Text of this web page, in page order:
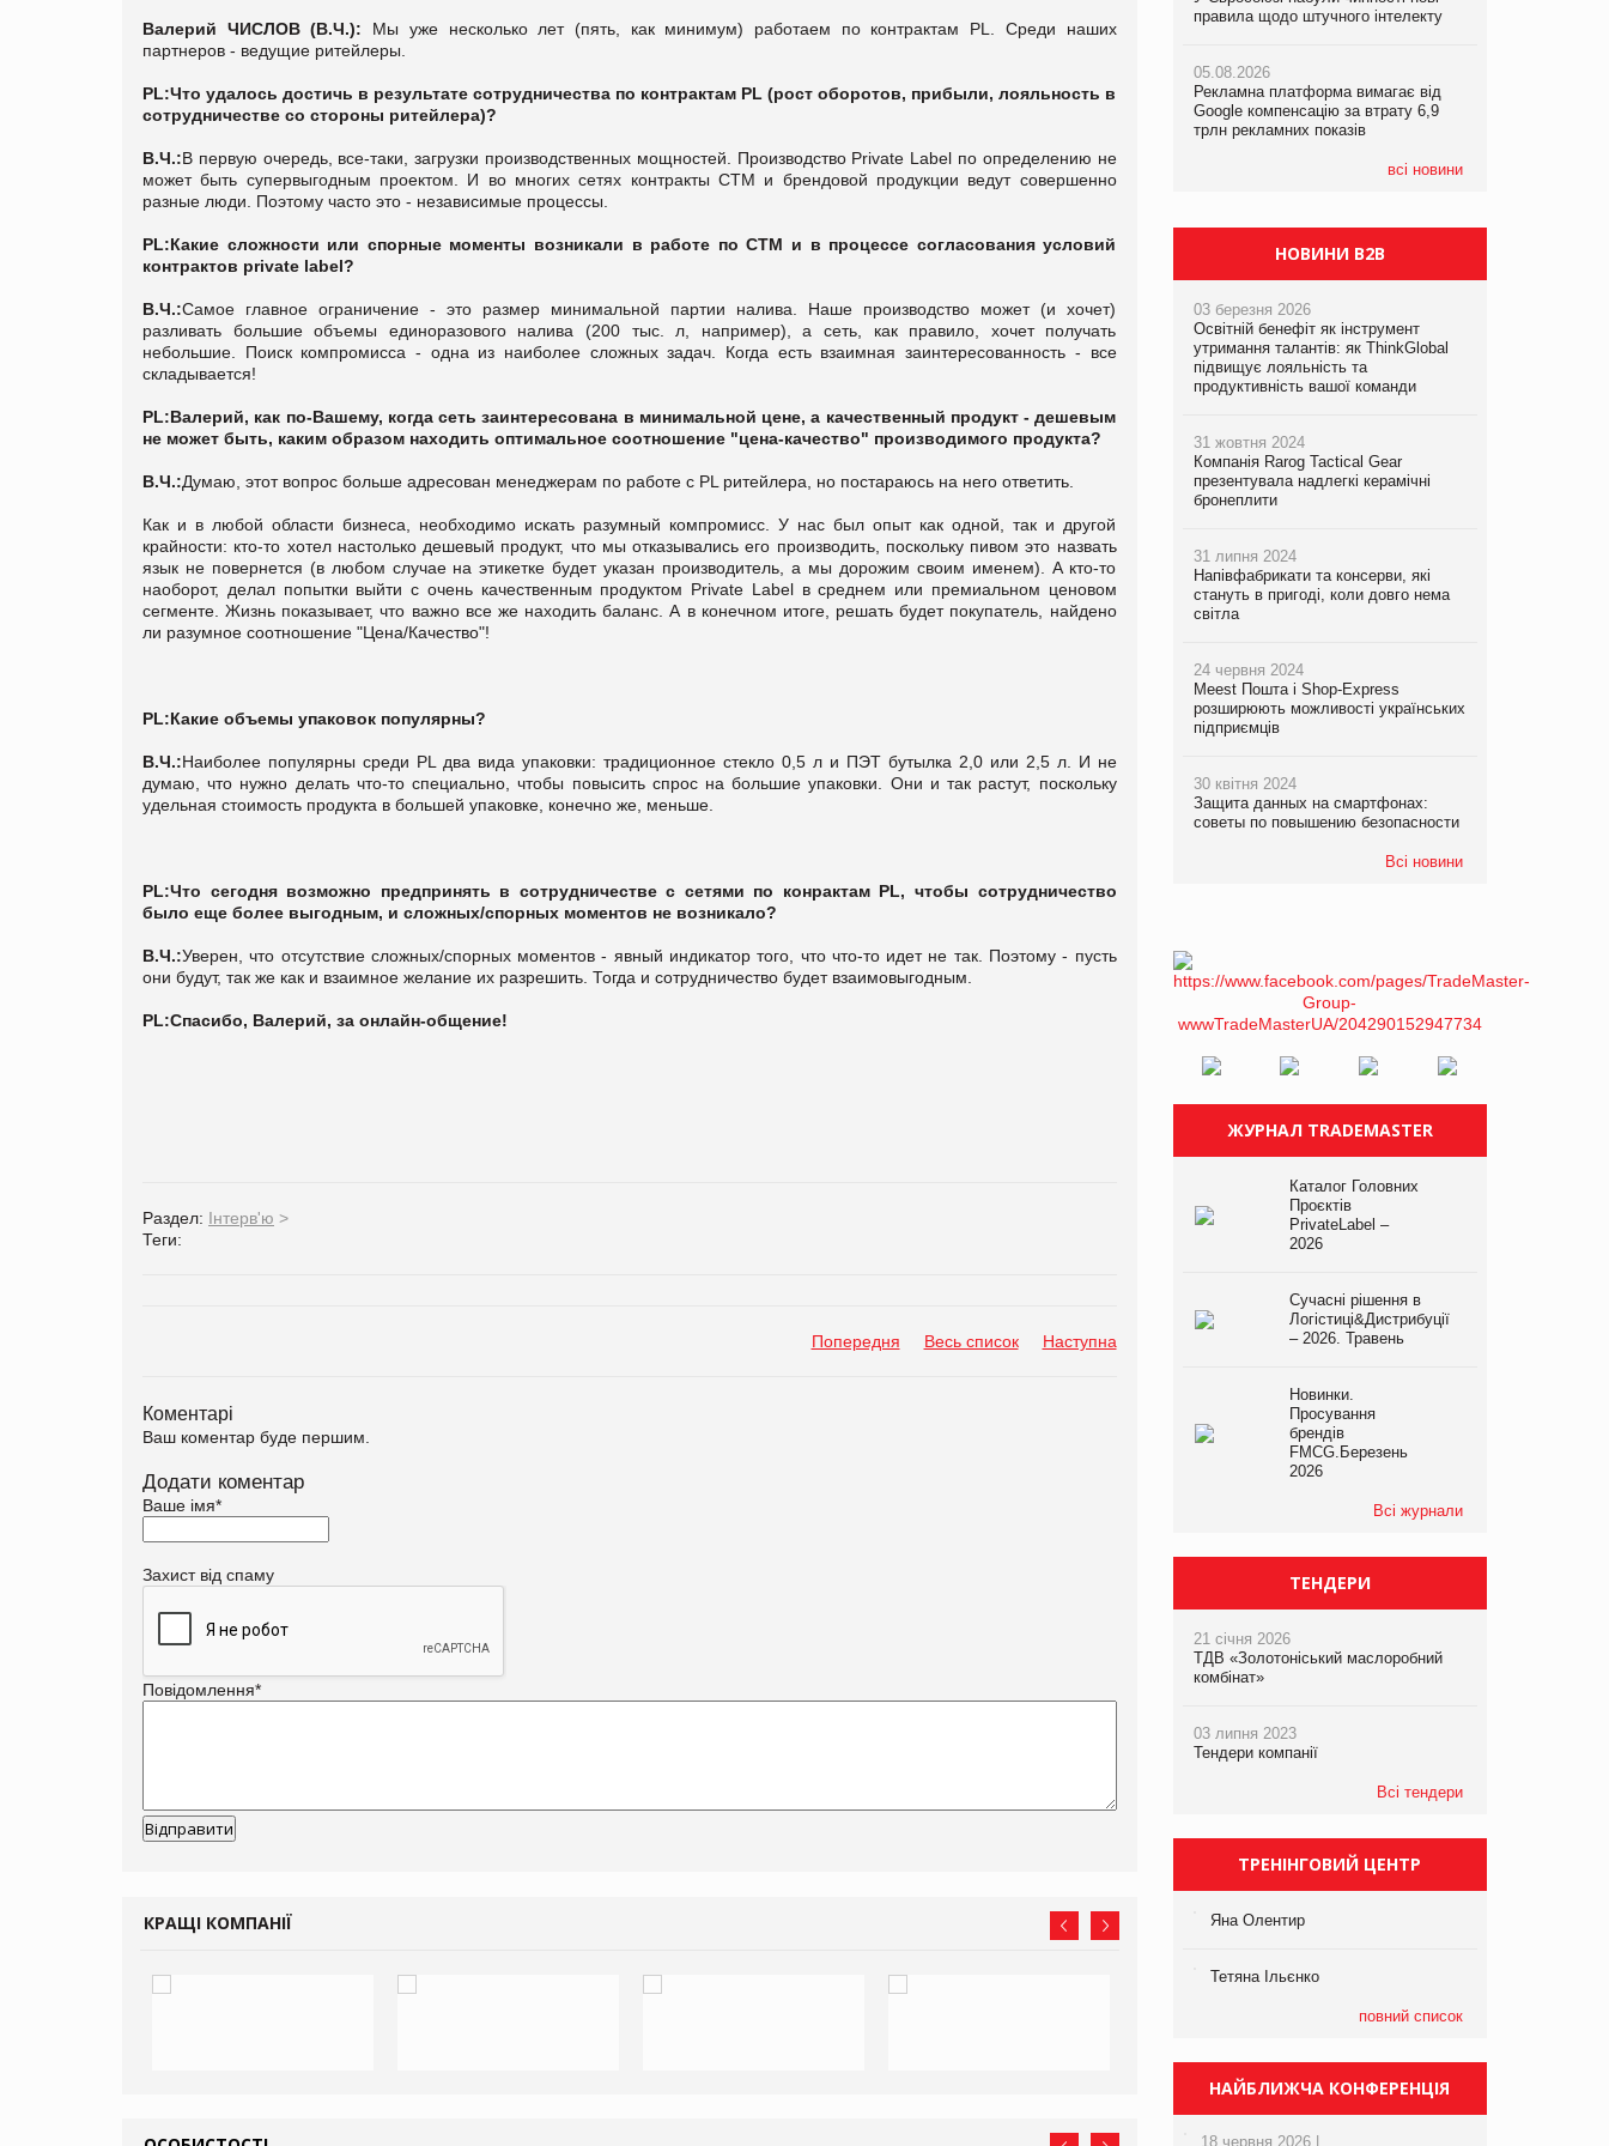
Валерий ЧИСЛОВ (В.Ч.): Мы уже несколько лет (пять, как минимум) работаем по контрактам PL. Среди наших
партнеров - ведущие ритейлеры.
PL:Что удалось достичь в результате сотрудничества по контрактам PL (рост оборотов, прибыли, лояльность в
сотрудничестве со стороны ритейлера)?
В.Ч.:В первую очередь, все-таки, загрузки производственных мощностей. Производство Private Label по определению не
может быть супервыгодным проектом. И во многих сетях контракты СТМ и брендовой продукции ведут совершенно
разные люди. Поэтому часто это - независимые процессы.
PL:Какие сложности или спорные моменты возникали в работе по СТМ и в процессе согласования условий
контрактов private label?
В.Ч.:Самое главное ограничение - это размер минимальной партии налива. Наше производство может (и хочет)
разливать большие объемы единоразового налива (200 тыс. л, например), а сеть, как правило, хочет получать
небольшие. Поиск компромисса - одна из наиболее сложных задач. Когда есть взаимная заинтересованность - все
складывается!
PL:Валерий, как по-Вашему, когда сеть заинтересована в минимальной цене, а качественный продукт - дешевым
не может быть, каким образом находить оптимальное соотношение "цена-качество" производимого продукта?
В.Ч.:Думаю, этот вопрос больше адресован менеджерам по работе с PL ритейлера, но постараюсь на него ответить.
Как и в любой области бизнеса, необходимо искать разумный компромисс. У нас был опыт как одной, так и другой
крайности: кто-то хотел настолько дешевый продукт, что мы отказывались его производить, поскольку пивом это назвать
язык не повернется (в любом случае на этикетке будет указан производитель, а мы дорожим своим именем). А кто-то
наоборот, делал попытки выйти с очень качественным продуктом Private Label в среднем или премиальном ценовом
сегменте. Жизнь показывает, что важно все же находить баланс. А в конечном итоге, решать будет покупатель, найдено
ли разумное соотношение "Цена/Качество"!
PL:Какие объемы упаковок популярны?
В.Ч.:Наиболее популярны среди PL два вида упаковки: традиционное стекло 0,5 л и ПЭТ бутылка 2,0 или 2,5 л. И не
думаю, что нужно делать что-то специально, чтобы повысить спрос на большие упаковки. Они и так растут, поскольку
удельная стоимость продукта в большей упаковке, конечно же, меньше.
PL:Что сегодня возможно предпринять в сотрудничестве с сетями по конрактам PL, чтобы сотрудничество
было еще более выгодным, и сложных/спорных моментов не возникало?
В.Ч.:Уверен, что отсутствие сложных/спорных моментов - явный индикатор того, что что-то идет не так. Поэтому - пусть
они будут, так же как и взаимное желание их разрешить. Тогда и сотрудничество будет взаимовыгодным.
PL:Спасибо, Валерий, за онлайн-общение!
Раздел: Інтерв'ю >
Теги:
Попередня Весь список Наступна
Коментарі
Ваш коментар буде першим.
Додати коментар
Ваше імя*
Захист від спаму
Повідомлення*
КРАЩІ КОМПАНІЇ
правила щодо штучного інтелекту
05.08.2026
Рекламна платформа вимагає від
Google компенсацію за втрату 6,9
трлн рекламних показів
всі новини
Сергій Лісунов про заморожені
хлібобулочні вироби на
PrivateLabel&FMCG Master 2026
правила щодо штучного інтелекту
05.08.2026
Рекламна платформа вимагає від
Google компенсацію за втрату 6,9
трлн рекламних показів
НОВИНИ B2B
03 березня 2026
Освітній бенефіт як інструмент
утримання талантів: як ThinkGlobal
підвищує лояльність та
продуктивність вашої команди
31 жовтня 2024
Компанія Rarog Tactical Gear
презентувала надлегкі керамічні
бронеплити
31 липня 2024
Напівфабрикати та консерви, які
стануть в пригоді, коли довго нема
світла
24 червня 2024
Meest Пошта і Shop-Express
розширюють можливості українських
підприємців
30 квітня 2024
Защита данных на смартфонах:
советы по повышению безопасности
Всі новини
ЖУРНАЛ TRADEMASTER
Каталог Головних
Проєктів
PrivateLabel –
2026
Сучасні рішення в
Логістиці&Дистрибуції
– 2026. Травень
Новинки.
Просування
брендів
FMCG.Березень
2026
Всі журнали
ТЕНДЕРИ
21 січня 2026
ТДВ «Золотоніський маслоробний
комбінат»
03 липня 2023
Тендери компанії
Всі тендери
ТРЕНІНГОВИЙ ЦЕНТР
Яна Олентир
Тетяна Ільєнко
повний список
НАЙБЛИЖЧА КОНФЕРЕНЦІЯ
18 червня 2026 |